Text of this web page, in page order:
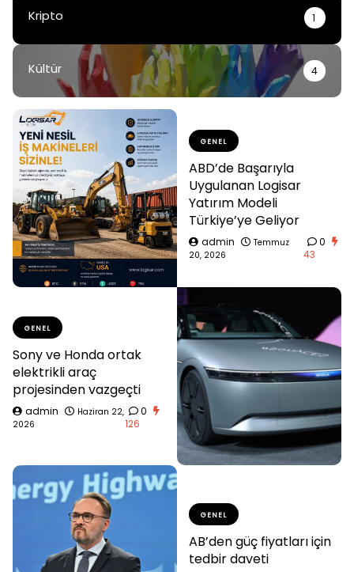
Kripto 1
Kültür 4
GENEL
ABD’de Başarıyla
Uygulanan Logisar
Yatırım Modeli
Türkiye’ye Geliyor
admin
Temmuz
20, 2026
0
43
GENEL
Sony ve Honda ortak
elektrikli araç
projesinden vazgeçti
admin
Haziran 22,
2026
0
126
GENEL
AB’den güç fiyatları için
tedbir daveti